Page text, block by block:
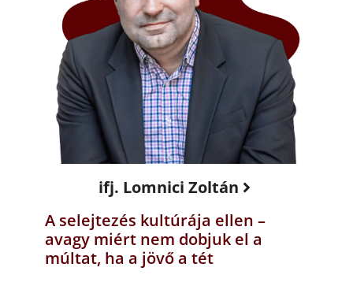
ifj. Lomnici Zoltán
A selejtezés kultúrája ellen –
avagy miért nem dobjuk el a
múltat, ha a jövő a tét